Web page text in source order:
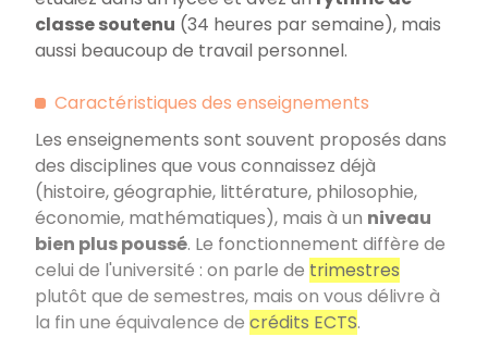
classe soutenu (34 heures par semaine), mais
aussi beaucoup de travail personnel.
Caractéristiques des enseignements
Les enseignements sont souvent proposés dans
des disciplines que vous connaissez déjà
(histoire, géographie, littérature, philosophie,
économie, mathématiques), mais à un niveau
bien plus poussé. Le fonctionnement diffère de
celui de l'université : on parle de trimestres
plutôt que de semestres, mais on vous délivre à
la fin une équivalence de crédits ECTS.